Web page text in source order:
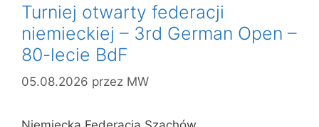
Turniej otwarty federacji
niemieckiej – 3rd German Open –
80-lecie BdF
05.08.2026 przez MW